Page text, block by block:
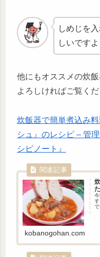
しめじを
しいですよ
他にもオススメの炊
よろしければご覧く
炊飯器で簡単煮込み
シュ』のレシピ – 管
シピノート』
kobanogohan.com